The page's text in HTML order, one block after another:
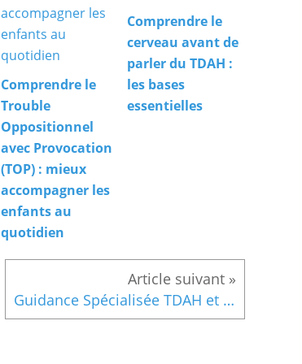
Comprendre le
Trouble
Oppositionnel
avec Provocation
(TOP) : mieux
accompagner les
enfants au
quotidien
Comprendre le
cerveau avant de
parler du TDAH :
les bases
essentielles
Guidance Spécialisée TDAH et TOP